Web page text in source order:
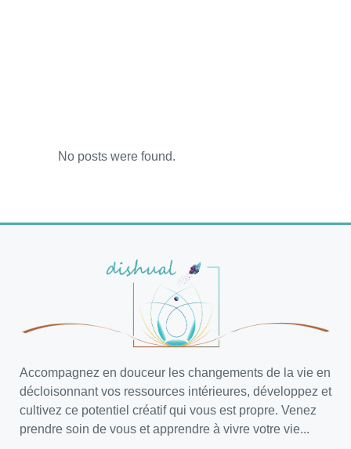
No posts were found.
Accompagnez en douceur les changements de la vie en
décloisonnant vos ressources intérieures, développez et
cultivez ce potentiel créatif qui vous est propre. Venez
prendre soin de vous et apprendre à vivre votre vie...